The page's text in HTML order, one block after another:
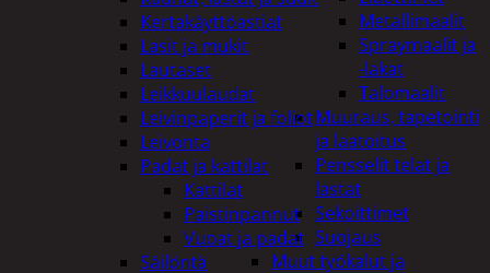
Metallimaalit
Spraymaalit ja
-lakat
Talomaalit
Muuraus, tapetointi
ja laatoitus
Pensselit telat ja
lastat
Sekoittimet
Suojaus
Muut työkalut ja
Kertakäyttöastiat
Lasit ja mukit
Lautaset
Leikkuulaudat
Leivinpaperit ja foliot
Leivonta
Padat ja kattilat
Kattilat
Paistinpannut
Vuoat ja padat
Säilöntä